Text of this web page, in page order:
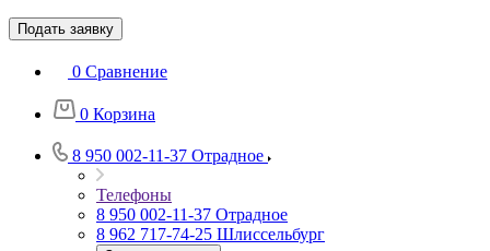
Подать заявку
0 Сравнение
0 Корзина
8 950 002-11-37 Отрадное
Телефоны
8 950 002-11-37 Отрадное
8 962 717-74-25 Шлиссельбург